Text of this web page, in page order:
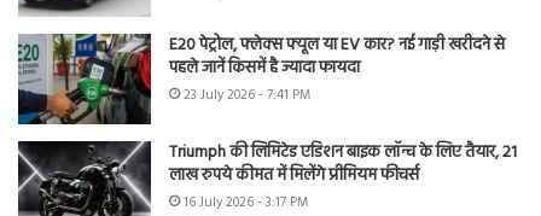
E20 पेट्रोल, फ्लेक्स फ्यूल या EV कार? नई गाड़ी खरीदने से
पहले जानें किसमें है ज्यादा फायदा
23 July 2026 - 7:41 PM
Triumph की लिमिटेड एडिशन बाइक लॉन्च के लिए तैयार, 21
लाख रुपये कीमत में मिलेंगे प्रीमियम फीचर्स
16 July 2026 - 3:17 PM